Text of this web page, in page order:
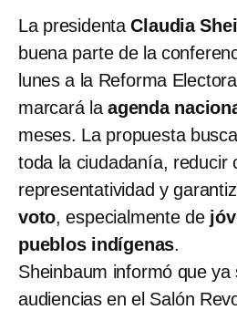
La presidentaClaudia
buena parte de la
lunes a la Reforma
marcará laagenda
meses. La propuesta
toda la ciudadanía, reducir
representatividad y
voto, especialmente de
pueblos indígenas.
Sheinbaum informó que ya
audiencias en el Salón